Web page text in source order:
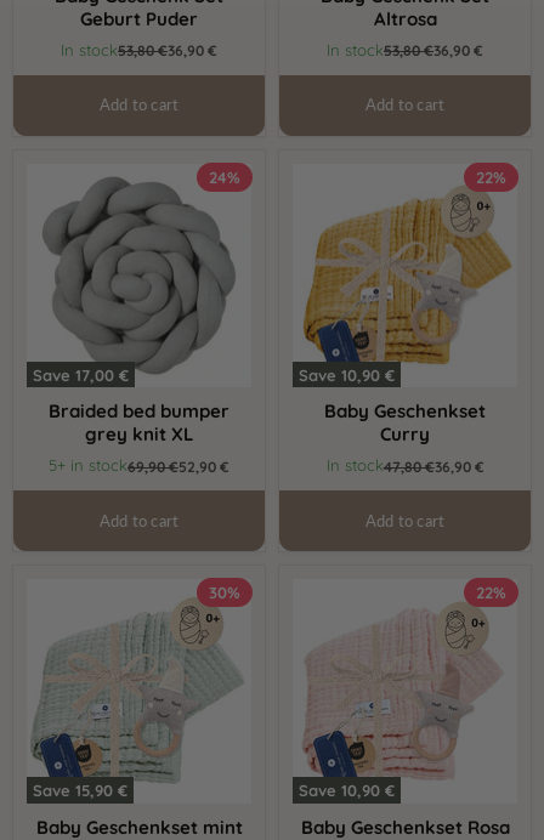
Geburt Puder
In stockOriginal
53,80 €Current
price
36,90 €
Add to cart
Altrosa
In stockOriginal
53,80 €Current
price
36,90 €
Add to cart
24%
Save17,00 €
bumper
grey
knit
Braided bed bumper
grey knit XL
5+ in stockOriginal
69,90 €Current
price
52,90 €
Add to cart
22%
Save10,90 €
Baby Geschenkset
Curry
In stockOriginal
47,80 €Current
price
36,90 €
Add to cart
30%
Save15,90 €
Baby Geschenkset mint
22%
Save10,90 €
Baby Geschenkset Rosa